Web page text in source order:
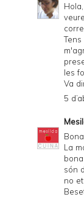
les
Va
5
La
són
no